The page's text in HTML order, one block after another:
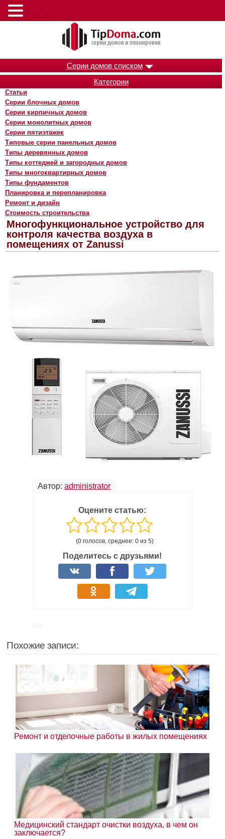
Серии домов списком
Категории
Статьи
Серии блочных домов
Серии кирпичных домов
Серии монолитных домов
Серии пятиэтажек
Типовые серии панельных домов
Типы деревянных домов
Типы коттеджей и загородных домов
Типы многоквартирных домов
Типы фундаментов
Планировка и перепланировка
Ремонт и дизайн
Стоимость строительства
Многофункциональное устройство для
контроля качества воздуха в
помещениях от Zanussi
Автор: administrator
Оцените статью:
(0 голосов, среднее: 0 из 5)
Поделитесь с друзьями!
Похожие записи:
Ремонт и отделочные работы в жилых помещениях
Медицинский стандарт очистки воздуха, в чем он
заключается?